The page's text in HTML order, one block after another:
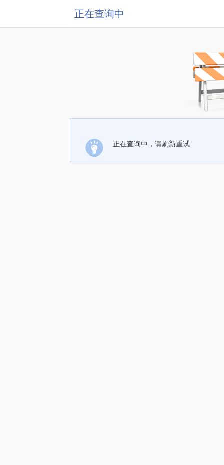
正在查询中
正在查询中，请刷新重试